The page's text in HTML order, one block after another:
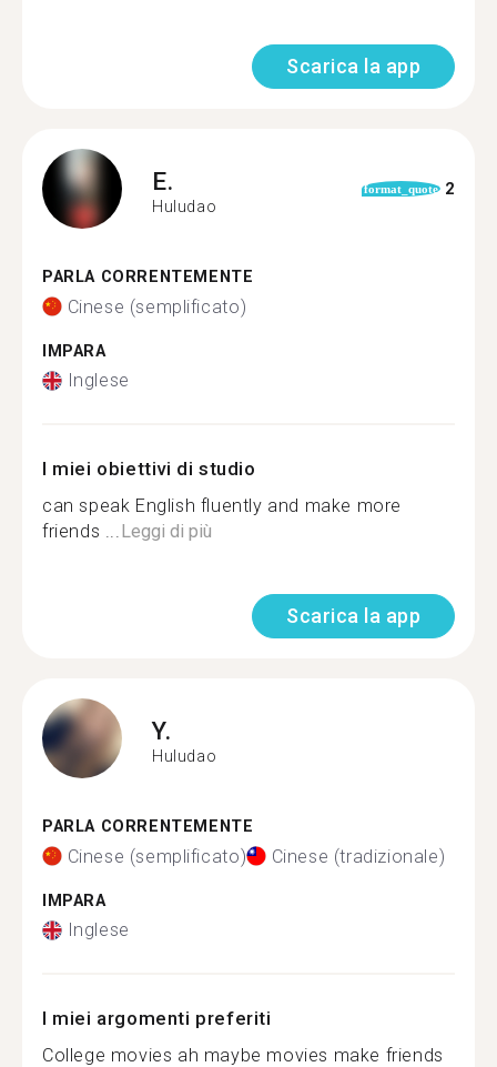
Scarica la app
E.
Huludao
format_quote 2
PARLA CORRENTEMENTE
Cinese (semplificato)
IMPARA
Inglese
I miei obiettivi di studio
can speak English fluently and make more
friends ...Leggi di più
Scarica la app
Y.
Huludao
PARLA CORRENTEMENTE
Cinese (semplificato) Cinese (tradizionale)
IMPARA
Inglese
I miei argomenti preferiti
College movies ah maybe movies make friends